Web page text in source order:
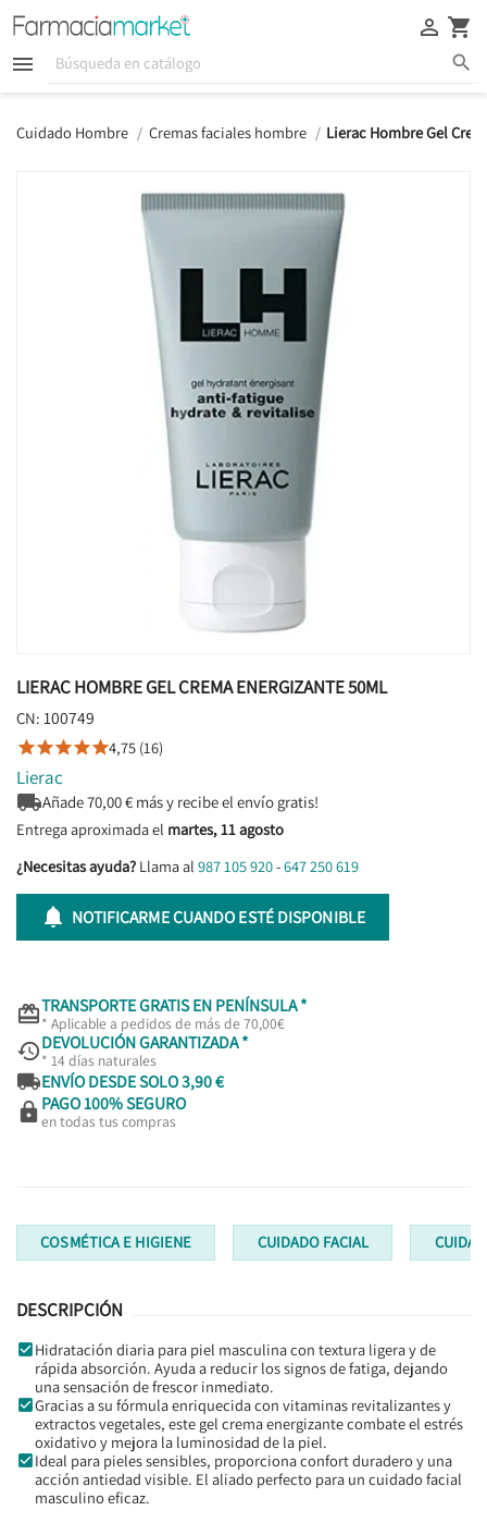
  
 
Cuidado Hombre Cremas faciales hombre Lierac Hombre Gel
LIERAC HOMBRE GEL CREMA ENERGIZANTE 50ML
CN: 100749
4,75 (16)
Lierac
Añade70,00€ más y recibe el envío gratis!
Entrega aproximada el martes, 11 agosto
¿Necesitas ayuda? Llama al 987 105 920-647 250 619
 NOTIFICARME CUANDO ESTÉ DISPONIBLE
TRANSPORTE GRATIS EN PENÍNSULA *
* Aplicable a pedidos de más de 70,00€
DEVOLUCIÓN GARANTIZADA *
* 14 días naturales
ENVÍO DESDE SOLO 3,90 €
 PAGO 100% SEGURO
en todas tus compras
COSMÉTICA E HIGIENE CUIDADO FACIAL
DESCRIPCIÓN
Hidratación diaria para piel masculina con textura ligera y de
rápida absorción. Ayuda a reducir los signos de fatiga, dejando
una sensación de frescor inmediato.
Gracias a su fórmula enriquecida con vitaminas revitalizantes y
extractos vegetales, este gel crema energizante combate el estrés
oxidativo y mejora la luminosidad de la piel.
Ideal para pieles sensibles, proporciona confort duradero y una
acción antiedad visible. El aliado perfecto para un cuidado facial
masculino eficaz.